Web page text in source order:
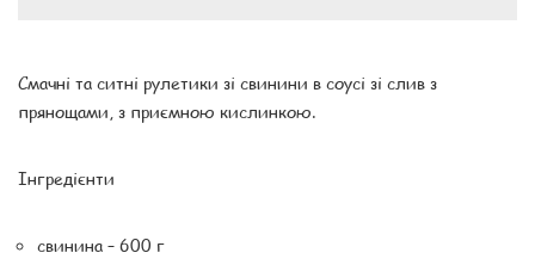
Смачні та ситні рулетики зі свинини в соусі зі слив з
прянощами, з приємною кислинкою.
Інгредієнти
свинина – 600 г